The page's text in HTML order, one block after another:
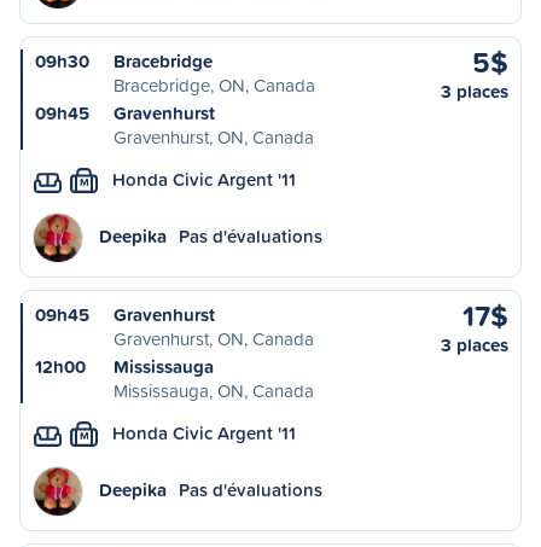
09h30
Bracebridge
Bracebridge, ON, Canada
09h45
Gravenhurst
Gravenhurst, ON, Canada
5$
3 places
M Honda Civic Argent '11
Deepika Pas d'évaluations
09h45
Gravenhurst
Gravenhurst, ON, Canada
12h00
Mississauga
Mississauga, ON, Canada
17$
3 places
M Honda Civic Argent '11
Deepika Pas d'évaluations